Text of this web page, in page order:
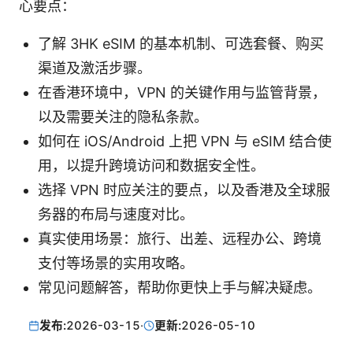
心要点：
了解 3HK eSIM 的基本机制、可选套餐、购买
渠道及激活步骤。
在香港环境中，VPN 的关键作用与监管背景，
以及需要关注的隐私条款。
如何在 iOS/Android 上把 VPN 与 eSIM 结合使
用，以提升跨境访问和数据安全性。
选择 VPN 时应关注的要点，以及香港及全球服
务器的布局与速度对比。
真实使用场景：旅行、出差、远程办公、跨境
支付等场景的实用攻略。
常见问题解答，帮助你更快上手与解决疑虑。
发布:2026-03-15· 更新:2026-05-10